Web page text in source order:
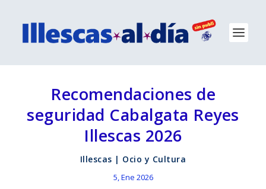
Recomendaciones de
seguridad Cabalgata Reyes
Illescas 2026
Illescas | Ocio y Cultura
5, Ene 2026